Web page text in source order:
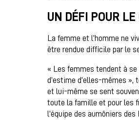
UN DÉFI POUR LE
La femme et l’homme ne
être rendue difficile par le
« Les femmes tendent à
d’estime d’elles-mêmes »,
et lui-même se sent
toute la famille et pour les
l’équipe des aumôniers